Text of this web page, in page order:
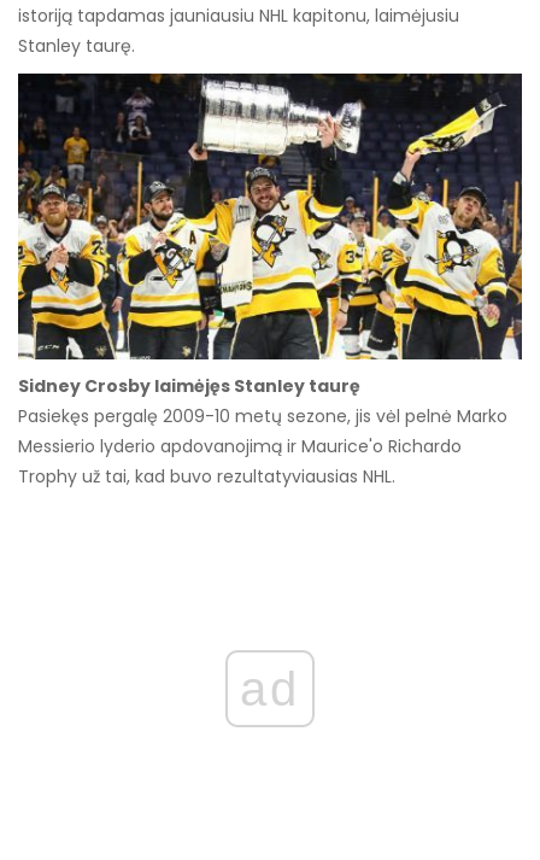
istoriją tapdamas jauniausiu NHL kapitonu, laimėjusiu
Stanley taurę.
Sidney Crosby laimėjęs Stanley taurę
Pasiekęs pergalę 2009-10 metų sezone, jis vėl pelnė Marko
Messierio lyderio apdovanojimą ir Maurice'o Richardo
Trophy už tai, kad buvo rezultatyviausias NHL.
ad